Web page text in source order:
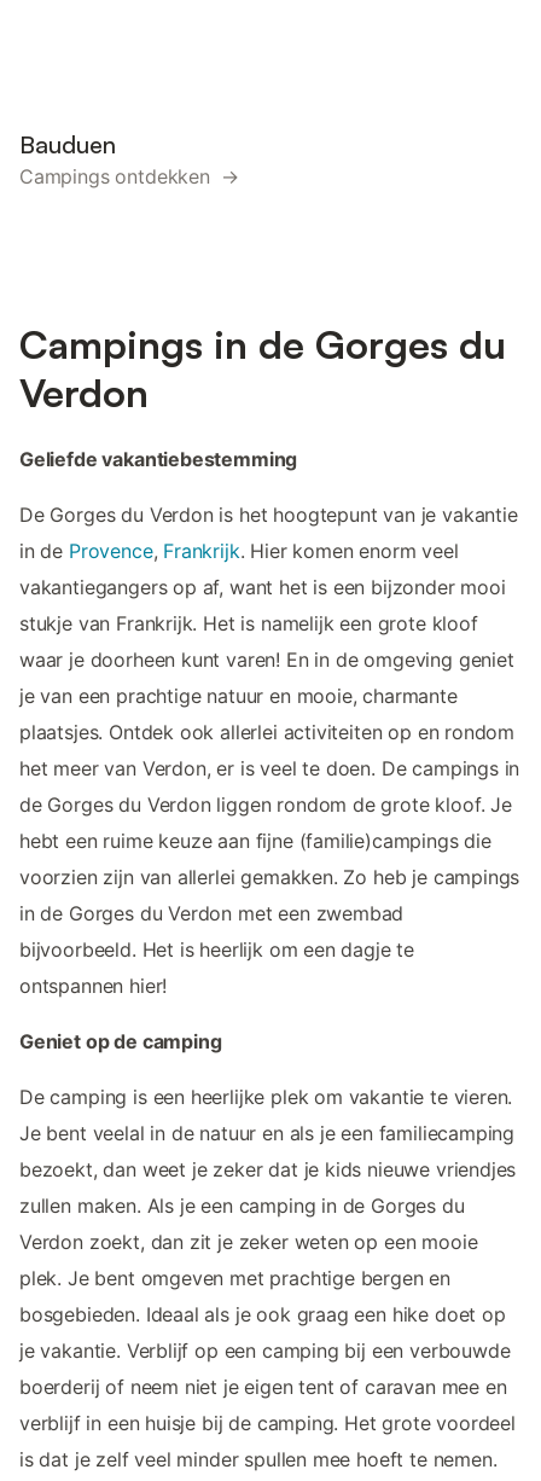
Bauduen
Campings ontdekken →
Campings in de Gorges du
Verdon
Geliefde vakantiebestemming
De Gorges du Verdon is het hoogtepunt van je vakantie
in de Provence, Frankrijk. Hier komen enorm veel
vakantiegangers op af, want het is een bijzonder mooi
stukje van Frankrijk. Het is namelijk een grote kloof
waar je doorheen kunt varen! En in de omgeving geniet
je van een prachtige natuur en mooie, charmante
plaatsjes. Ontdek ook allerlei activiteiten op en rondom
het meer van Verdon, er is veel te doen. De campings in
de Gorges du Verdon liggen rondom de grote kloof. Je
hebt een ruime keuze aan fijne (familie)campings die
voorzien zijn van allerlei gemakken. Zo heb je campings
in de Gorges du Verdon met een zwembad
bijvoorbeeld. Het is heerlijk om een dagje te
ontspannen hier!
Geniet op de camping
De camping is een heerlijke plek om vakantie te vieren.
Je bent veelal in de natuur en als je een familiecamping
bezoekt, dan weet je zeker dat je kids nieuwe vriendjes
zullen maken. Als je een camping in de Gorges du
Verdon zoekt, dan zit je zeker weten op een mooie
plek. Je bent omgeven met prachtige bergen en
bosgebieden. Ideaal als je ook graag een hike doet op
je vakantie. Verblijf op een camping bij een verbouwde
boerderij of neem niet je eigen tent of caravan mee en
verblijf in een huisje bij de camping. Het grote voordeel
is dat je zelf veel minder spullen mee hoeft te nemen.